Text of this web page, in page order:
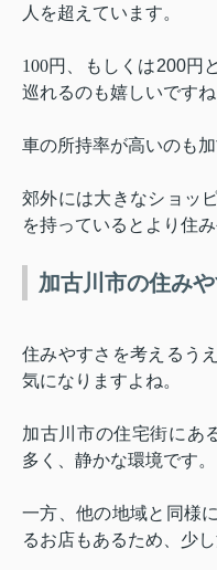
人を超えています。
100円、もしくは200円
巡れるのも嬉しいですね
車の所持率が高いのも加
郊外には大きなショッ
を持っているとより住
加古川市の住み
住みやすさを考えるう
気になりますよね。
加古川市の住宅街にあ
多く、静かな環境です。
一方、他の地域と同様
るお店もあるため、少